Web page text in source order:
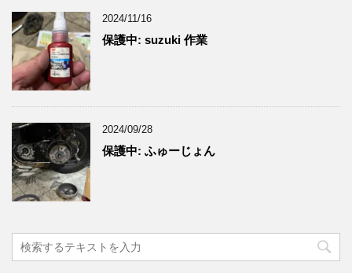
2024/11/16
保護中: suzuki 作業
2024/09/28
保護中: ふゅーじょん